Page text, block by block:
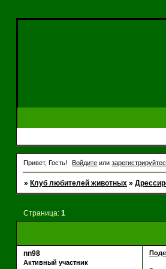
Привет, Гость! Войдите или
» Клуб любителей животных »
Страница: 1
nn98
Активный участник